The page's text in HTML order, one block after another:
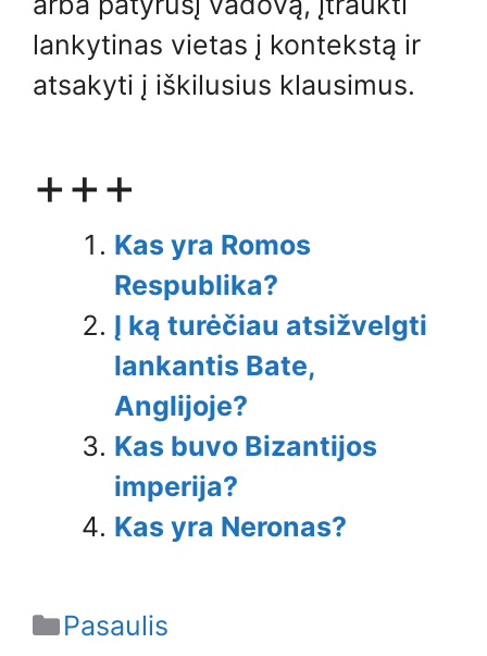
lankytinas vietas į kontekstą ir
atsakyti į iškilusius klausimus.
+++
Kas yra Romos
Respublika?
Į ką turėčiau atsižvelgti
lankantis Bate,
Anglijoje?
Kas buvo Bizantijos
imperija?
Kas yra Neronas?
Categories
Pasaulis